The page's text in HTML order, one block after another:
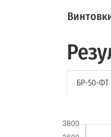
БР-50-ФТ